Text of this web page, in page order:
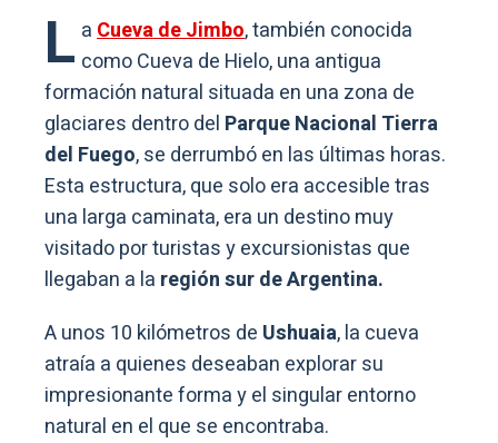
L aCueva de Jimbo, también conocida
como Cueva de Hielo, una antigua
formación natural situada en una zona de
glaciares dentro del Parque Nacional Tierra
del Fuego, se derrumbó en las últimas horas.
Esta estructura, que solo era accesible tras
una larga caminata, era un destino muy
visitado por turistas y excursionistas que
llegaban a la región sur de Argentina.
A unos 10 kilómetros de Ushuaia, la cueva
atraía a quienes deseaban explorar su
impresionante forma y el singular entorno
natural en el que se encontraba.